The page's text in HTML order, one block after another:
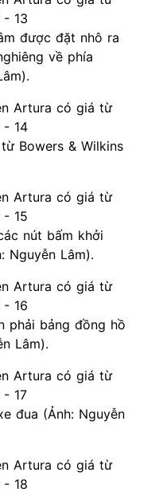
được đặt nhô ra
về phía
Bowers & Wilkins
nút bấm khởi
Nguyễn Lâm).
phải bảng đồng hồ
Lâm).
đua (Ảnh: Nguyễn